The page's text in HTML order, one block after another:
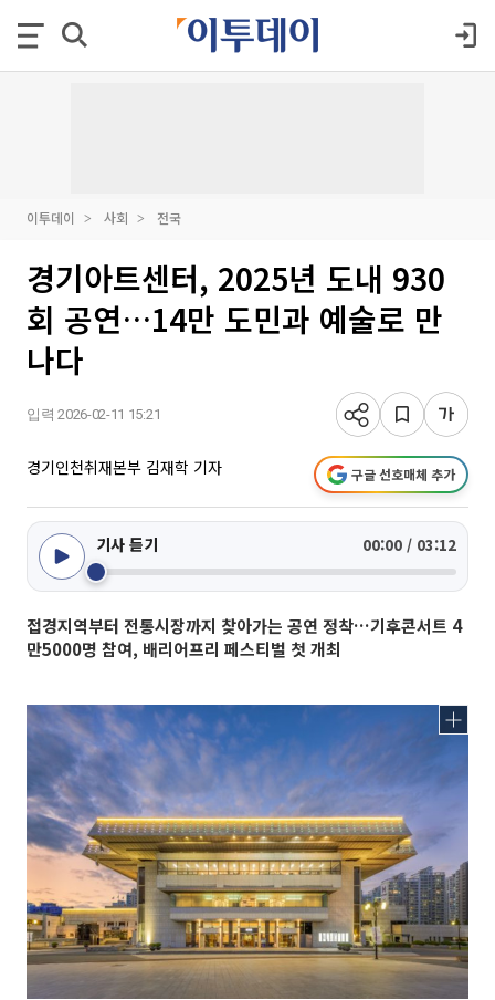
이투데이 사회 전국
경기아트센터, 2025년 도내 930
회 공연…14만 도민과 예술로 만
나다
입력 2026-02-11 15:21
경기인천취재본부 김재학 기자 구글 선호매체 추가
기사 듣기 00:00 / 03:12
접경지역부터 전통시장까지 찾아가는 공연 정착…기후콘서트 4
만5000명 참여, 배리어프리 페스티벌 첫 개최